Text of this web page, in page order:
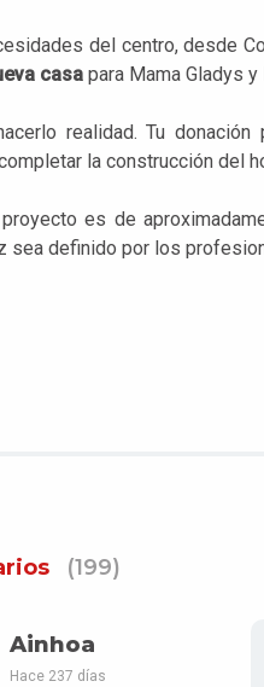
del centro, desde
casa para Mama Gladys
realidad. Tu
la construcción del
es de
sea definido por los
(199)
Ainhoa
Hace 237 días